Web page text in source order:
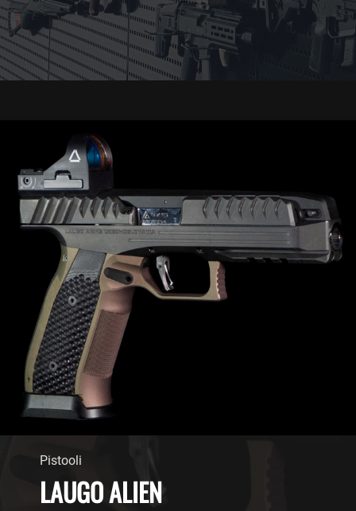
Pistooli
LAUGO ALIEN
PALVELUT
Tapahtumat
Varastointi
Lahjakortit
ASEEN